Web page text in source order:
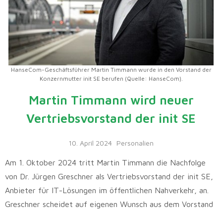
HanseCom-Geschäftsführer Martin Timmann wurde in den Vorstand der
Konzernmutter init SE berufen (Quelle: HanseCom).
Martin Timmann wird neuer
Vertriebsvorstand der init SE
10. April 2024 Personalien
Am 1. Oktober 2024 tritt Martin Timmann die Nachfolge
von Dr. Jürgen Greschner als Vertriebsvorstand der init SE,
Anbieter für IT-Lösungen im öffentlichen Nahverkehr, an.
Greschner scheidet auf eigenen Wunsch aus dem Vorstand